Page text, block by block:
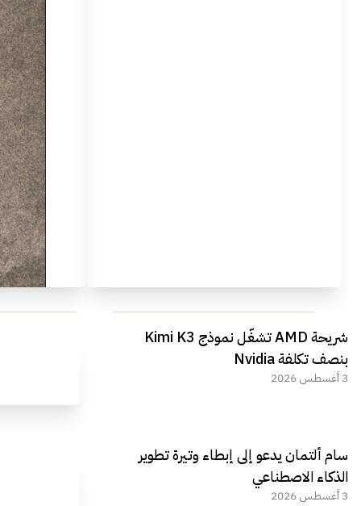
مراجعة شاملة لعملاق الألعاب
الجديد REDMAGIC 11 AIR
شريحة AMD تشغّل نموذج Kimi K3
بنصف تكلفة Nvidia
3 أغسطس 2026
سام ألتمان يدعو إلى إبطاء وتيرة تطوير
الذكاء الاصطناعي
3 أغسطس 2026